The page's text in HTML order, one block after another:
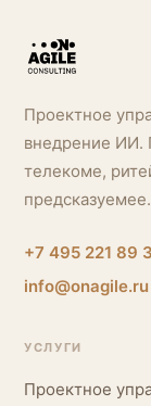
Проектное
внедрение ИИ.
телекоме,
+7 495 221 89
info@onagile.ru
УСЛУГИ
Проектное